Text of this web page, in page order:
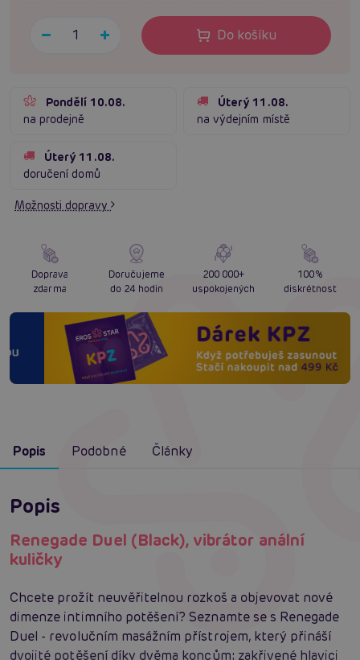
Do košíku
Pondělí 10.08.
na prodejně
Úterý 11.08.
na výdejním místě
Úterý 11.08.
doručení domů
Možnosti dopravy
Doprava
zdarma
Doručujeme
do 24 hodin
200 000+
uspokojených
100%
diskrétnost
Popis Podobné Články
Popis
Renegade Duel (Black), vibrátor anální
kuličky
Chcete prožít neuvěřitelnou rozkoš a objevovat nové
dimenze intimního potěšení? Seznamte se s Renegade
Duel - revolučním masážním přístrojem, který přináší
dvojité potěšení díky dvěma koncům: zakřivené hlavici